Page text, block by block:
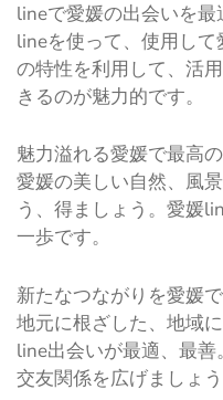
lineで愛媛の出会いを最
lineを使って、使用し
の特性を利用して、活
きるのが魅力的です。
魅力溢れる愛媛で最高
愛媛の美しい自然、風
う、得ましょう。愛媛
一歩です。
新たなつながりを愛媛で
地元に根ざした、地域
line出会いが最適、最善
交友関係を広げましょ